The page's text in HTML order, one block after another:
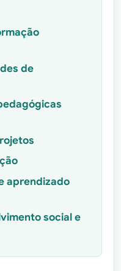
de
aprendizado
social e